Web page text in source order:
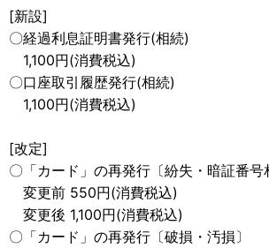
[新設]
〇経過利息証明書発行(相続)
1,100円(消費税込)
〇口座取引履歴発行(相続)
1,100円(消費税込)
[改定]
〇「カード」の再発行〔紛失・暗証番号
変更前 550円(消費税込)
変更後 1,100円(消費税込)
〇「カード」の再発行〔破損・汚損〕